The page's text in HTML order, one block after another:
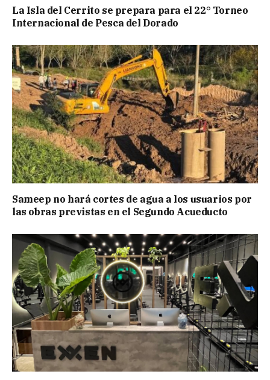
La Isla del Cerrito se prepara para el 22° Torneo
Internacional de Pesca del Dorado
Sameep no hará cortes de agua a los usuarios por
las obras previstas en el Segundo Acueducto